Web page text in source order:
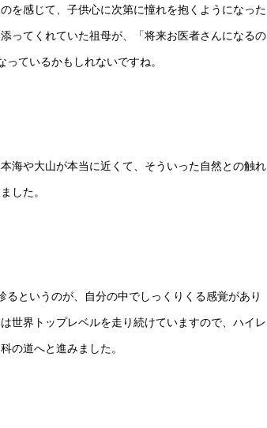
を感じて、子供心に次第に憧れを抱くようになった
ってくれていた祖母が、「将来お医者さんになるの
ているかもしれないですね。
海や大山が本当に近くて、そういった自然との触れ
した。
というのが、自分の中でしっくりくる感覚があり
世界トップレベルを走り続けていますので、ハイレ
の道へと進みました。